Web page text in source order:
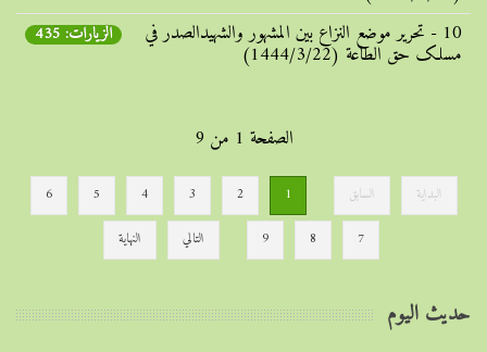
10 - تحریر موضع النزاع بین المشهور والشهیدالصدر في
مسلک حق الطاعة (1444/3/22)
الزيارات: 435
الصفحة 1 من 9
البداية السابق 1
2
3
4
5
6
7
8
9 التالي النهاية
حديث اليوم